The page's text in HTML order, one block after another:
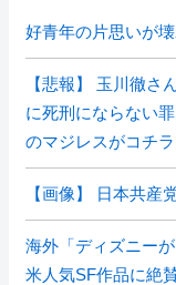
好青年の片思いが
【悲報】 玉川徹さ
に死刑にならない
のマジレスがコ
【画像】 日本共産
海外「ディズニー
米人気SF作品に絶